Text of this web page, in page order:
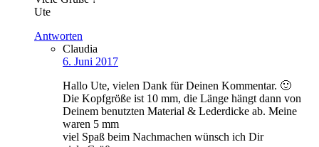
Ute
Antworten
Claudia
6. Juni 2017
Hallo Ute, vielen Dank für Deinen Kommentar. 🙂
Die Kopfgröße ist 10 mm, die Länge hängt dann von
Deinem benutzten Material & Lederdicke ab. Meine
waren 5 mm
viel Spaß beim Nachmachen wünsch ich Dir